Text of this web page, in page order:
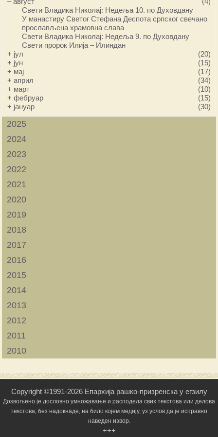
Свети Владика Николај: Недеља 10. по Духовдану
У манастиру Светог Стефана Деспота српског свечано
прослављена храмовна слава
Свети Владика Николај: Недеља 9. по Духовдану
Свети пророк Илија – Илиндан
+ јул
(20)
+ јун
(15)
+ мај
(17)
+април
(34)
+ март
(10)
+фебруар
(15)
+ јануар (30)
2025
2024
2023
2022
2021
2020
2019
2018
2017
2016
2015
2014
2013
2012
2011
2010
Copyright ©1991-2026 Епархија рашко-призренска у егзилу
Дозвољено је дословно умножавање и расподела свих текстова или делова
текстова, без надокнаде, на било којем медију, уз услов да је исправно
наведен извор.
+++